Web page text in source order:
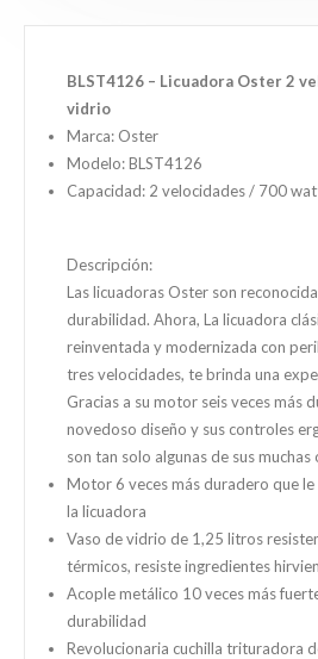
BLST4126 – Licuadora Oster 2
vidrio
Marca: Oster
Modelo: BLST4126
Capacidad: 2 velocidades / 700
Descripción:
Las licuadoras Oster son
durabilidad. Ahora, La licuadora
reinventada y modernizada con
tres velocidades, te brinda una
Gracias a su motor seis veces más
novedoso diseño y sus controles
son tan solo algunas de sus
Motor 6 veces más duradero que le
la licuadora
Vaso de vidrio de 1,25 litros
térmicos, resiste ingredientes
Acople metálico 10 veces más
durabilidad
Revolucionaria cuchilla trituradora